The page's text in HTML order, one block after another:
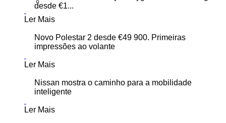
Ler Mais
Novo Polestar 2 desde €49 900. Primeiras
impressões ao volante
Ler Mais
Nissan mostra o caminho para a mobilidade
inteligente
Ler Mais
desde €1...